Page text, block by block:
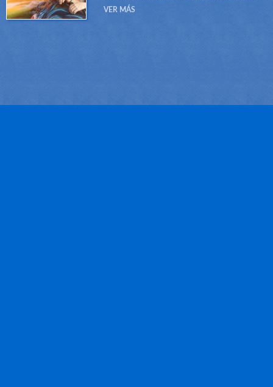
atracción del tipo Dark Ride, su sistema "VR
VER MÁS